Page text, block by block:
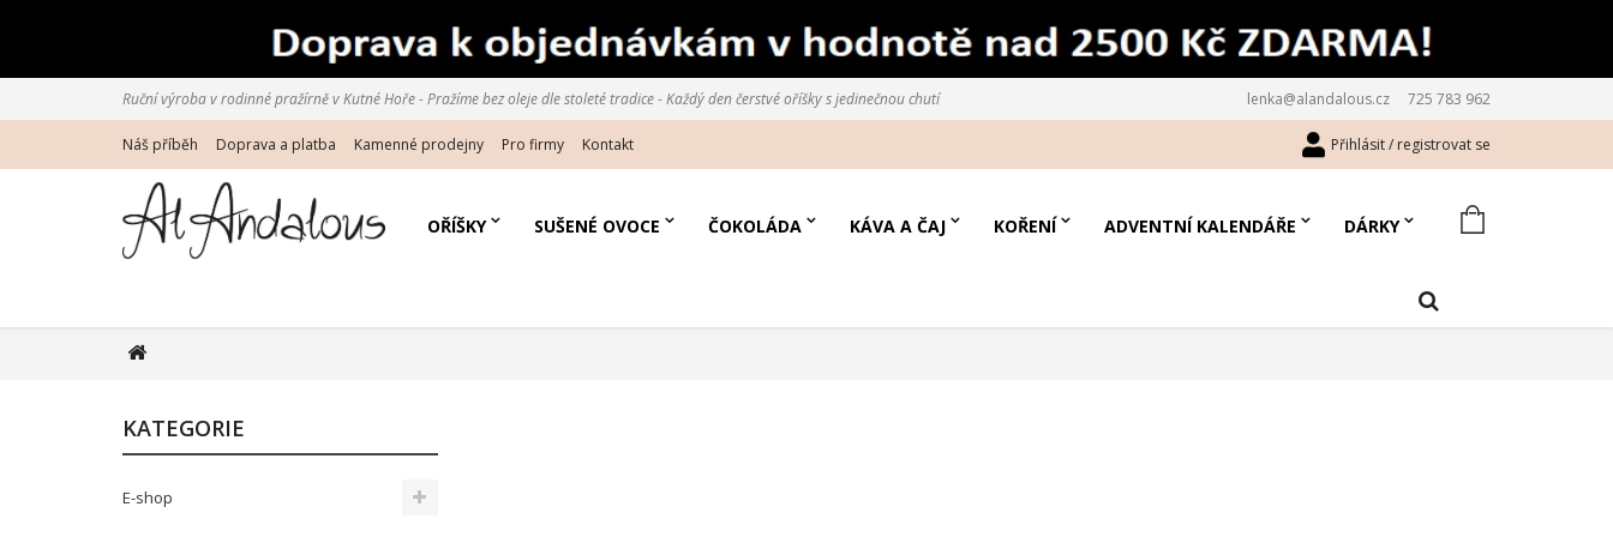
lenka@alandalous.cz 725 783 962
Ruční výroba v rodinné pražírně v Kutné Hoře - Pražíme bez oleje dle stoleté tradice - Každý den čerstvé oříšky s jedinečnou chutí
Přihlásit / registrovat se
Náš příběh Doprava a platba Kamenné prodejny Pro firmy Kontakt
OŘÍŠKY SUŠENÉ OVOCE ČOKOLÁDA KÁVA A ČAJ KOŘENÍ ADVENTNÍ KALENDÁŘE DÁRKY
KATEGORIE
E-shop